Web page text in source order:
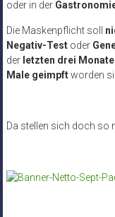
oder in der
Die Maskenpflicht soll
Negativ-Testoder
der letzten drei
Male geimpftworden
Da stellen sich doch so